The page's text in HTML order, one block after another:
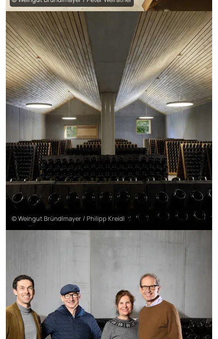
© Weingut Bründlmayer / Philipp Kreidl